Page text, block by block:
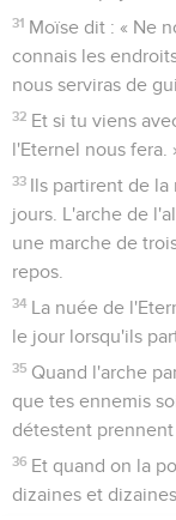
31 Moïse dit : « Ne
connais les
nous serviras de
32 Et si tu viens
l'Eternel nous fera.
33 Ils partirent de
jours. L'arche de
une marche de
repos.
34 La nuée de
le jour lorsqu'ils
35 Quand l'arche
que tes ennemis
détestent
36 Et quand on la
dizaines et